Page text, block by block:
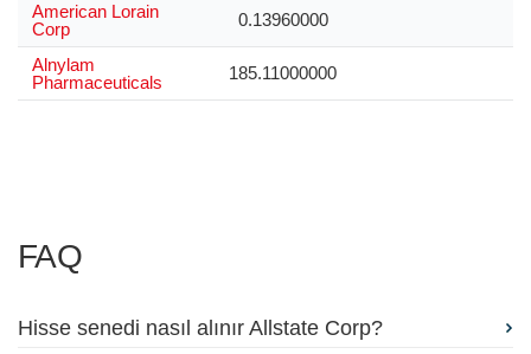
American Lorain
Corp
0.13960000
Alnylam
Pharmaceuticals
185.11000000
FAQ
Hisse senedi nasıl alınır Allstate Corp?